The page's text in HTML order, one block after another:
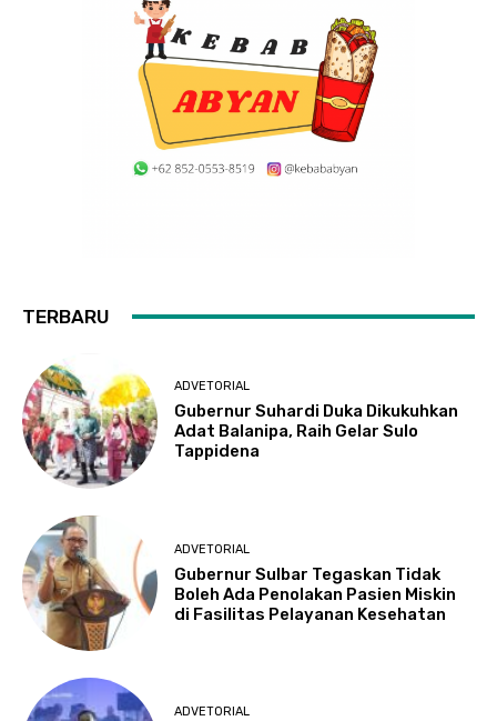
TERBARU
ADVETORIAL
Gubernur Suhardi Duka Dikukuhkan
Adat Balanipa, Raih Gelar Sulo
Tappidena
ADVETORIAL
Gubernur Sulbar Tegaskan Tidak
Boleh Ada Penolakan Pasien Miskin
di Fasilitas Pelayanan Kesehatan
ADVETORIAL